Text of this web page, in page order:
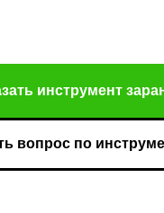
инструмент
вопрос по